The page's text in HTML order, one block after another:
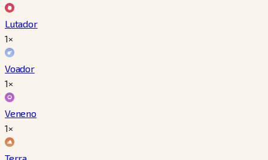
Lutador
1×
Voador
1×
Veneno
1×
Terra